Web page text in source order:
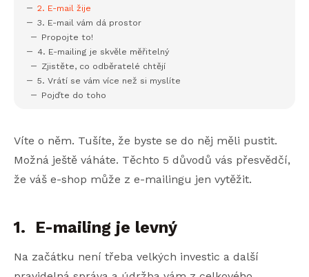
2. E-mail žije
3. E-mail vám dá prostor
Propojte to!
4. E-mailing je skvěle měřitelný
Zjistěte, co odběratelé chtějí
5. Vrátí se vám více než si myslíte
Pojďte do toho
Víte o něm. Tušíte, že byste se do něj měli pustit.
Možná ještě váháte. Těchto 5 důvodů vás přesvědčí,
že váš e-shop může z e-mailingu jen vytěžit.
1. E-mailing je levný
Na začátku není třeba velkých investic a další